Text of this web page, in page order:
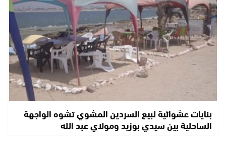
بنايات عشوائية لبيع السردين المشوي تشوه الواجهة
الساحلية بين سيدي بوزيد ومولاي عبد الله